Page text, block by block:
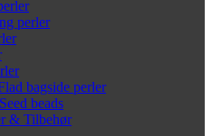
perler
bagside perler
beads
& Tilbehør